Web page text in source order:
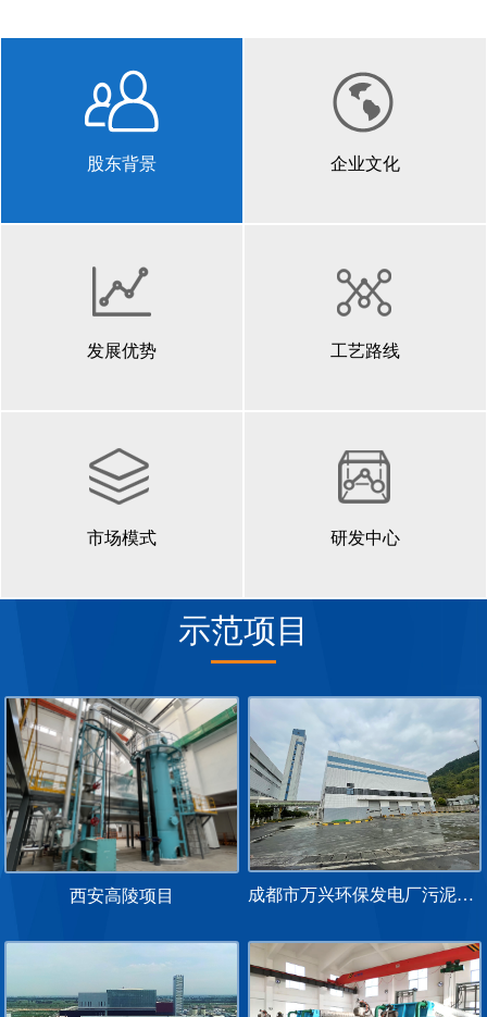
股东背景 企业文化
发展优势 工艺路线
市场模式 研发中心
示范项目
西安高陵项目 成都市万兴环保发电厂污泥干化及协同焚烧处置项目